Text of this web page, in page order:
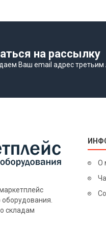
на рассылку
Ваш email адрес третьим
складам
О